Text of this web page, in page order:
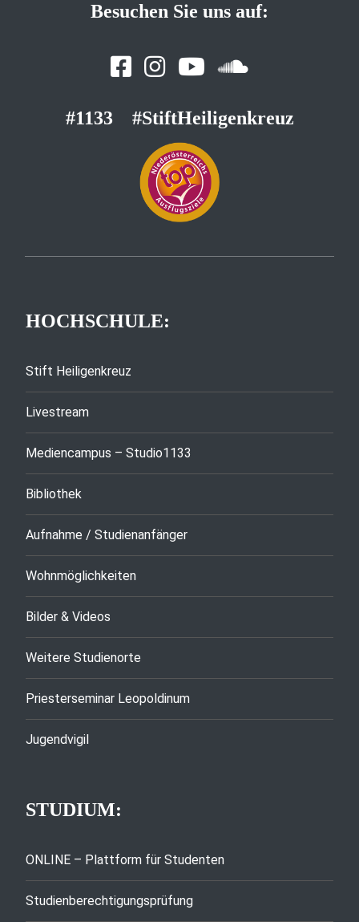
Besuchen Sie uns auf:
#1133 #StiftHeiligenkreuz
HOCHSCHULE:
Stift Heiligenkreuz
Livestream
Mediencampus – Studio1133
Bibliothek
Aufnahme / Studienanfänger
Wohnmöglichkeiten
Bilder & Videos
Weitere Studienorte
Priesterseminar Leopoldinum
Jugendvigil
STUDIUM:
ONLINE – Plattform für Studenten
Studienberechtigungsprüfung